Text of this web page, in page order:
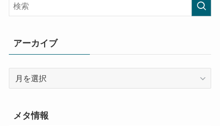
アーカイブ
メタ情報